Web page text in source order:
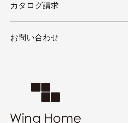
カタログ請求
お問い合わせ